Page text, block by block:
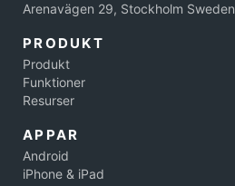
Arenavägen 29, Stockholm Sweden
PRODUKT
Produkt
Funktioner
Resurser
APPAR
Android
iPhone & iPad